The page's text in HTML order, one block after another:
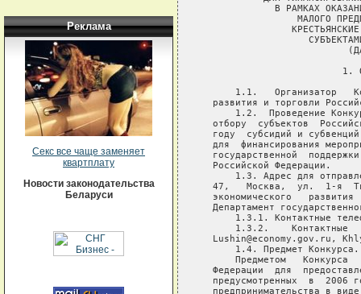
Реклама
Секс все чаще заменяет
квартплату
Новости законодательства
Беларуси